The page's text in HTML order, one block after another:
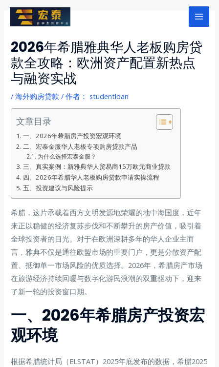
Main
2026年希腊雅典华人老板购房贷
款全攻略：欧洲资产配置新热点
与融资实战
/海外购房贷款 / 作者： studentloan
文章目录
一、2026年希腊房产投资宏观环境
二、宏泰金服华人老板专项购房贷款产品
为什么选择宏泰金服？
三、真实案例：新雅典华人贸易商15万欧元商业贷款
四、2026年希腊华人老板购房贷款申请实操流程
五、投资建议与风险提示
希腊，这片承载着西方文明发源地荣耀的地中海国度，近年
来正以稳健的经济复苏步伐和不断攀升的房产价值，吸引着
全球投资者的目光。对于在欧洲深耕多年的华人企业主而
言，雅典不仅是通往欧盟市场的重要门户，更是分散资产配
置、抵御单一市场风险的优质选择。2026年，希腊房产市场
在旅游经济持续回暖与数字化游民浪潮的双重驱动下，迎来
了新一轮的投资窗口期。
一、2026年希腊房产投资宏
观环境
根据希腊统计局（ELSTAT）2025年底发布的数据，希腊2025